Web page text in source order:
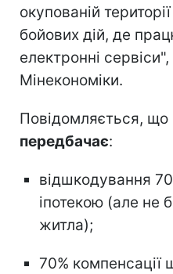
окупованій
бойових дій, де
електронні
Мінекономіки.
Повідомляється, що
передбачає:
відшкодування
іпотекою (але не
житла);
70% компенсації